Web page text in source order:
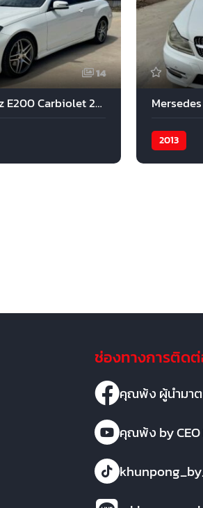
14
Mercedes Benz E200 Carbiolet 2015
2013
ช่องทางการติด
คุณพ้ง ผู้นำมา
คุณพ้ง by CEO